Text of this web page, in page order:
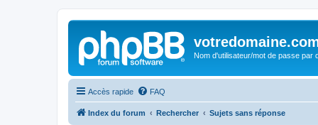
Nom d'utilisateur/mot de passe par
Accès rapide FAQ
Index du forum Rechercher Sujets sans réponse